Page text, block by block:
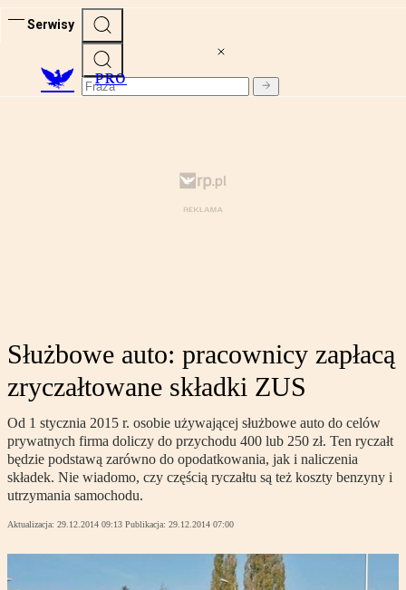
Serwisy
PRO
Służbowe auto: pracownicy zapłacą
zryczałtowane składki ZUS
Od 1 stycznia 2015 r. osobie używającej służbowe auto do celów
prywatnych firma doliczy do przychodu 400 lub 250 zł. Ten ryczałt
będzie podstawą zarówno do opodatkowania, jak i naliczenia
składek. Nie wiadomo, czy częścią ryczałtu są też koszty benzyny i
utrzymania samochodu.
Aktualizacja: 29.12.2014 09:13 Publikacja: 29.12.2014 07:00